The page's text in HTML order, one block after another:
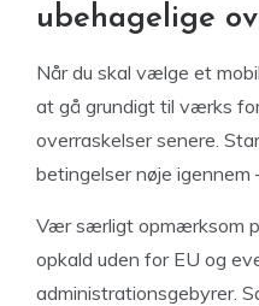
ubehagelige
Når du skal vælge et
at gå grundigt til værks
overraskelser senere.
betingelser nøje igennem
Vær særligt opmærksom
opkald uden for EU og
administrationsgebyrer.